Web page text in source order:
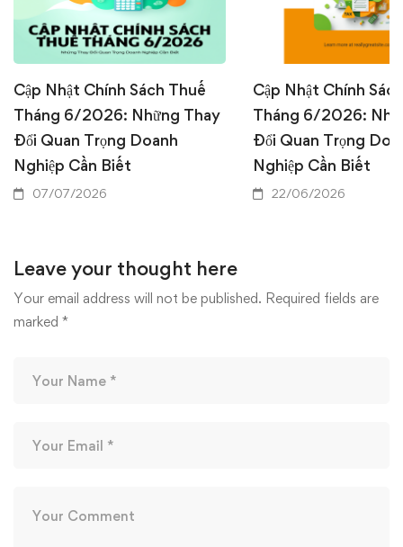
Cập Nhật Chính Sách Thuế
Tháng 6/2026: Những Thay
Đổi Quan Trọng Doanh
Nghiệp Cần Biết
07/07/2026
Cập Nhật Chính
Tháng 6/2026:
Đổi Quan Trọng
Nghiệp Cần Biết
22/06/2026
Leave your thought here
Your email address will not be published. Required fields are
marked *